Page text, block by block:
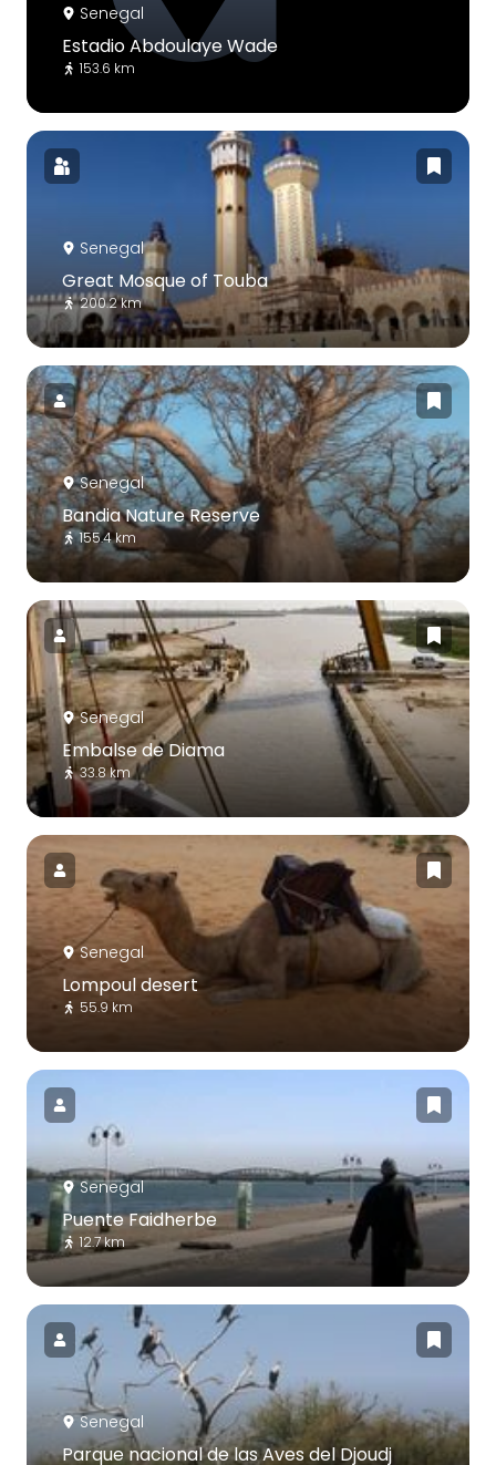
Senegal
Estadio Abdoulaye Wade
153.6 km
Senegal
Great Mosque of Touba
200.2 km
Senegal
Bandia Nature Reserve
155.4 km
Senegal
Embalse de Diama
33.8 km
Senegal
Lompoul desert
55.9 km
Senegal
Puente Faidherbe
12.7 km
Senegal
Parque nacional de las Aves del Djoudj